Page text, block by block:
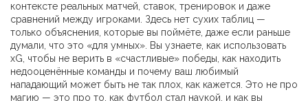
контексте реальных матчей, ставок, тренировок и даже
сравнений между игроками. Здесь нет сухих таблиц —
только объяснения, которые вы поймёте, даже если раньше
думали, что это «для умных». Вы узнаете, как использовать
xG, чтобы не верить в «счастливые» победы, как находить
недооценённые команды и почему ваш любимый
нападающий может быть не так плох, как кажется. Это не про
магию — это про то, как футбол стал наукой, и как вы